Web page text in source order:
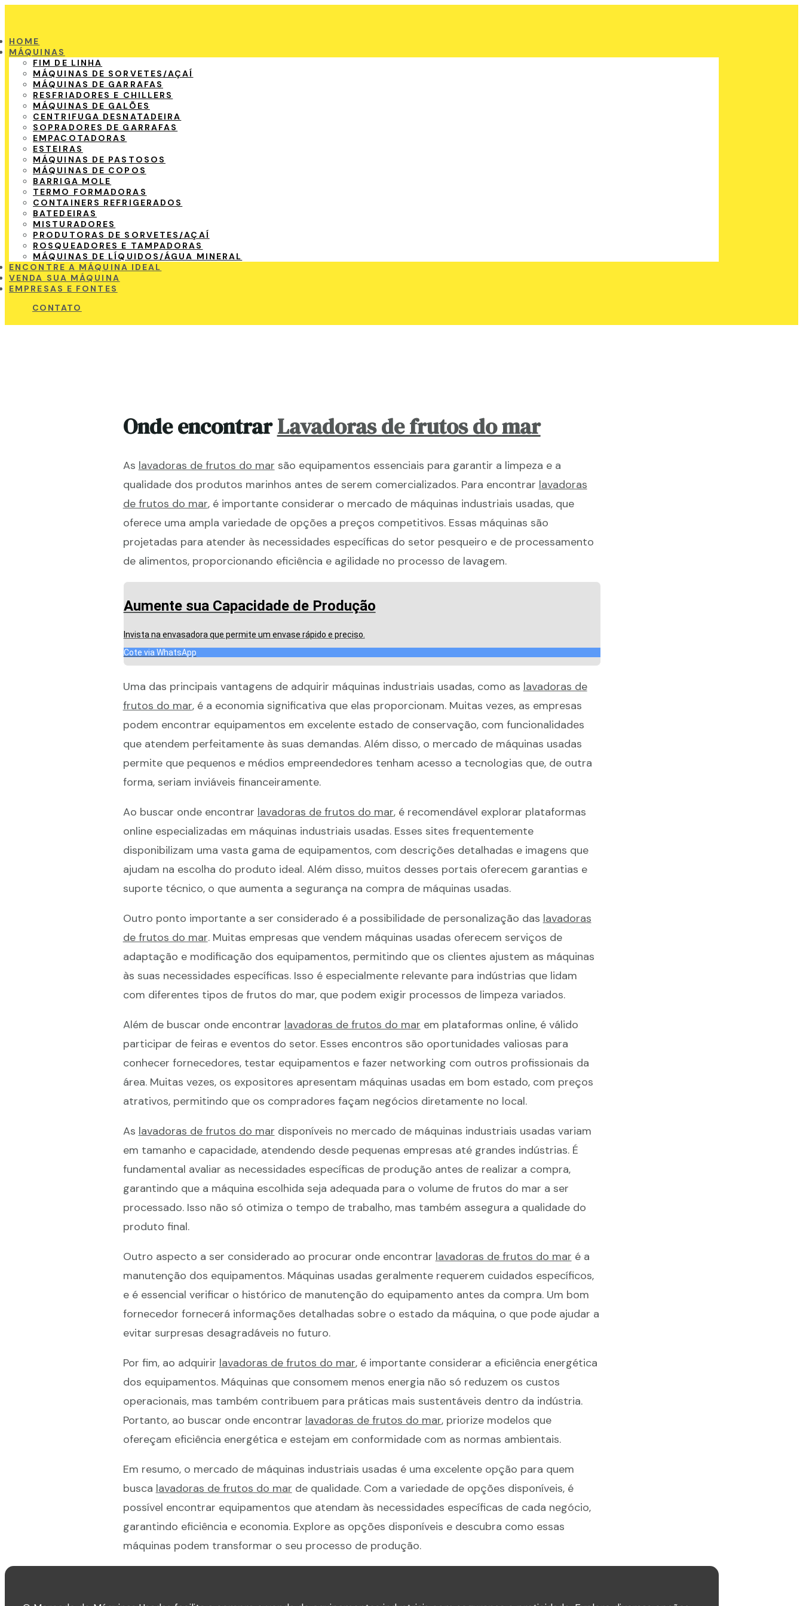
HOME
MÁQUINAS
FIM DE LINHA
MÁQUINAS DE SORVETES/AÇAÍ
MÁQUINAS DE GARRAFAS
RESFRIADORES E CHILLERS
MÁQUINAS DE GALÕES
CENTRIFUGA DESNATADEIRA
SOPRADORES DE GARRAFAS
EMPACOTADORAS
ESTEIRAS
MÁQUINAS DE PASTOSOS
MÁQUINAS DE COPOS
BARRIGA MOLE
TERMO FORMADORAS
CONTAINERS REFRIGERADOS
BATEDEIRAS
MISTURADORES
PRODUTORAS DE SORVETES/AÇAÍ
ROSQUEADORES E TAMPADORAS
MÁQUINAS DE LÍQUIDOS/ÁGUA MINERAL
ENCONTRE A MÁQUINA IDEAL
VENDA SUA MÁQUINA
EMPRESAS E FONTES
CONTATO
Onde encontrarLavadoras de frutos do mar
As lavadoras de frutos do mar são equipamentos essenciais para garantir a limpeza e a
qualidade dos produtos marinhos antes de serem comercializados. Para encontrar lavadoras
de frutos do mar, é importante considerar o mercado de máquinas industriais usadas, que
oferece uma ampla variedade de opções a preços competitivos. Essas máquinas são
projetadas para atender às necessidades específicas do setor pesqueiro e de processamento
de alimentos, proporcionando eficiência e agilidade no processo de lavagem.
Aumente sua Capacidade de Produção
Invista na envasadora que permite um envase rápido e preciso.
Cote via WhatsApp
Uma das principais vantagens de adquirir máquinas industriais usadas, como as lavadoras de
frutos do mar, é a economia significativa que elas proporcionam. Muitas vezes, as empresas
podem encontrar equipamentos em excelente estado de conservação, com funcionalidades
que atendem perfeitamente às suas demandas. Além disso, o mercado de máquinas usadas
permite que pequenos e médios empreendedores tenham acesso a tecnologias que, de outra
forma, seriam inviáveis financeiramente.
Ao buscar onde encontrar lavadoras de frutos do mar, é recomendável explorar plataformas
online especializadas em máquinas industriais usadas. Esses sites frequentemente
disponibilizam uma vasta gama de equipamentos, com descrições detalhadas e imagens que
ajudam na escolha do produto ideal. Além disso, muitos desses portais oferecem garantias e
suporte técnico, o que aumenta a segurança na compra de máquinas usadas.
Outro ponto importante a ser considerado é a possibilidade de personalização das lavadoras
de frutos do mar. Muitas empresas que vendem máquinas usadas oferecem serviços de
adaptação e modificação dos equipamentos, permitindo que os clientes ajustem as máquinas
às suas necessidades específicas. Isso é especialmente relevante para indústrias que lidam
com diferentes tipos de frutos do mar, que podem exigir processos de limpeza variados.
Além de buscar onde encontrar lavadoras de frutos do mar em plataformas online, é válido
participar de feiras e eventos do setor. Esses encontros são oportunidades valiosas para
conhecer fornecedores, testar equipamentos e fazer networking com outros profissionais da
área. Muitas vezes, os expositores apresentam máquinas usadas em bom estado, com preços
atrativos, permitindo que os compradores façam negócios diretamente no local.
As lavadoras de frutos do mar disponíveis no mercado de máquinas industriais usadas variam
em tamanho e capacidade, atendendo desde pequenas empresas até grandes indústrias. É
fundamental avaliar as necessidades específicas de produção antes de realizar a compra,
garantindo que a máquina escolhida seja adequada para o volume de frutos do mar a ser
processado. Isso não só otimiza o tempo de trabalho, mas também assegura a qualidade do
produto final.
Outro aspecto a ser considerado ao procurar onde encontrar lavadoras de frutos do mar é a
manutenção dos equipamentos. Máquinas usadas geralmente requerem cuidados específicos,
e é essencial verificar o histórico de manutenção do equipamento antes da compra. Um bom
fornecedor fornecerá informações detalhadas sobre o estado da máquina, o que pode ajudar a
evitar surpresas desagradáveis no futuro.
Por fim, ao adquirir lavadoras de frutos do mar, é importante considerar a eficiência energética
dos equipamentos. Máquinas que consomem menos energia não só reduzem os custos
operacionais, mas também contribuem para práticas mais sustentáveis dentro da indústria.
Portanto, ao buscar onde encontrar lavadoras de frutos do mar, priorize modelos que
ofereçam eficiência energética e estejam em conformidade com as normas ambientais.
Em resumo, o mercado de máquinas industriais usadas é uma excelente opção para quem
busca lavadoras de frutos do mar de qualidade. Com a variedade de opções disponíveis, é
possível encontrar equipamentos que atendam às necessidades específicas de cada negócio,
garantindo eficiência e economia. Explore as opções disponíveis e descubra como essas
máquinas podem transformar o seu processo de produção.